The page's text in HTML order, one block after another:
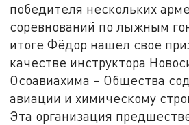
победителя нескольких
соревнований по лыжным
итоге Фёдор нашел свое
качестве инструктора
Осоавиахима – Общества
авиации и химическому
Эта организация